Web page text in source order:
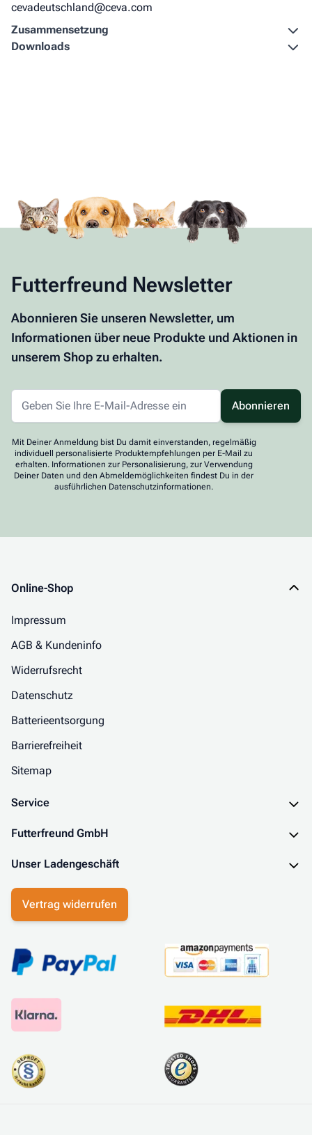
cevadeutschland@ceva.com
Zusammen­setzung
Downloads
Futterfreund Newsletter
Abonnieren Sie unseren Newsletter, um
Informationen über neue Produkte und Aktionen in
unserem Shop zu erhalten.
Abonnieren
Mit Deiner Anmeldung bist Du damit einverstanden, regelmäßig
individuell personalisierte Produktempfehlungen per E-Mail zu
erhalten. Informationen zur Personalisierung, zur Verwendung
Deiner Daten und den Abmeldemöglichkeiten findest Du in der
ausführlichen Datenschutzinformationen.
Online-Shop
Impressum
AGB & Kundeninfo
Widerrufsrecht
Datenschutz
Batterieentsorgung
Barrierefreiheit
Sitemap
Service
Futterfreund GmbH
Unser Ladengeschäft
Vertrag widerrufen